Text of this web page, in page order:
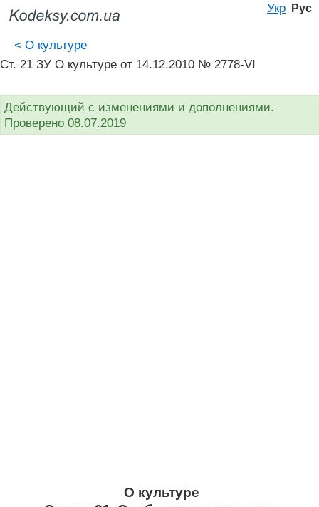
Укр Рус
< О культуре
Ст. 21 ЗУ О культуре от 14.12.2010 № 2778-VI
Действующий с изменениями и дополнениями.
Проверено 08.07.2019
О культуре